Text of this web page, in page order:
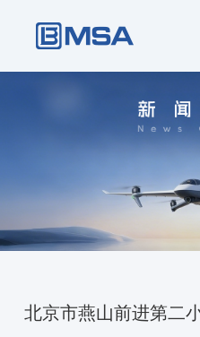
北京市燕山前进第二